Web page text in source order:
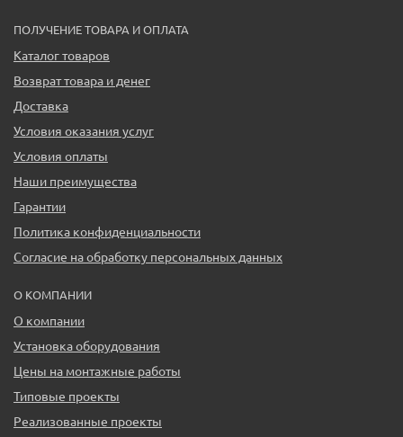
ПОЛУЧЕНИЕ ТОВАРА И ОПЛАТА
Каталог товаров
Возврат товара и денег
Доставка
Условия оказания услуг
Условия оплаты
Наши преимущества
Гарантии
Политика конфиденциальности
Согласие на обработку персональных данных
О КОМПАНИИ
О компании
Установка оборудования
Цены на монтажные работы
Типовые проекты
Реализованные проекты